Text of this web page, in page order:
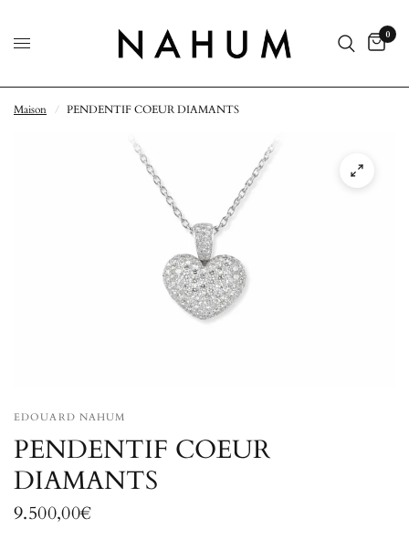
0
Maison / PENDENTIF COEUR DIAMANTS
EDOUARD NAHUM
PENDENTIF COEUR
DIAMANTS
9.500,00€